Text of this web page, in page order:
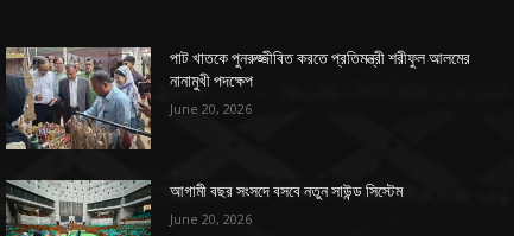
পাট খাতকে পুনরুজ্জীবিত করতে প্রতিমন্ত্রী শরীফুল আলমের
নানামুখী পদক্ষেপ
June 20, 2026
আগামী বছর সংসদে বসবে নতুন সাউন্ড সিস্টেম
June 20, 2026